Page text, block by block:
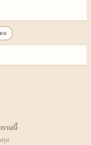
ง
านนี้
คุย